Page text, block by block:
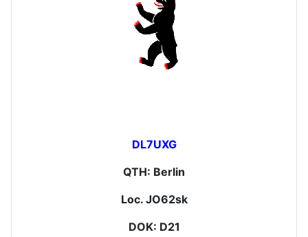
DL7UXG
QTH: Berlin
Loc. JO62sk
DOK: D21